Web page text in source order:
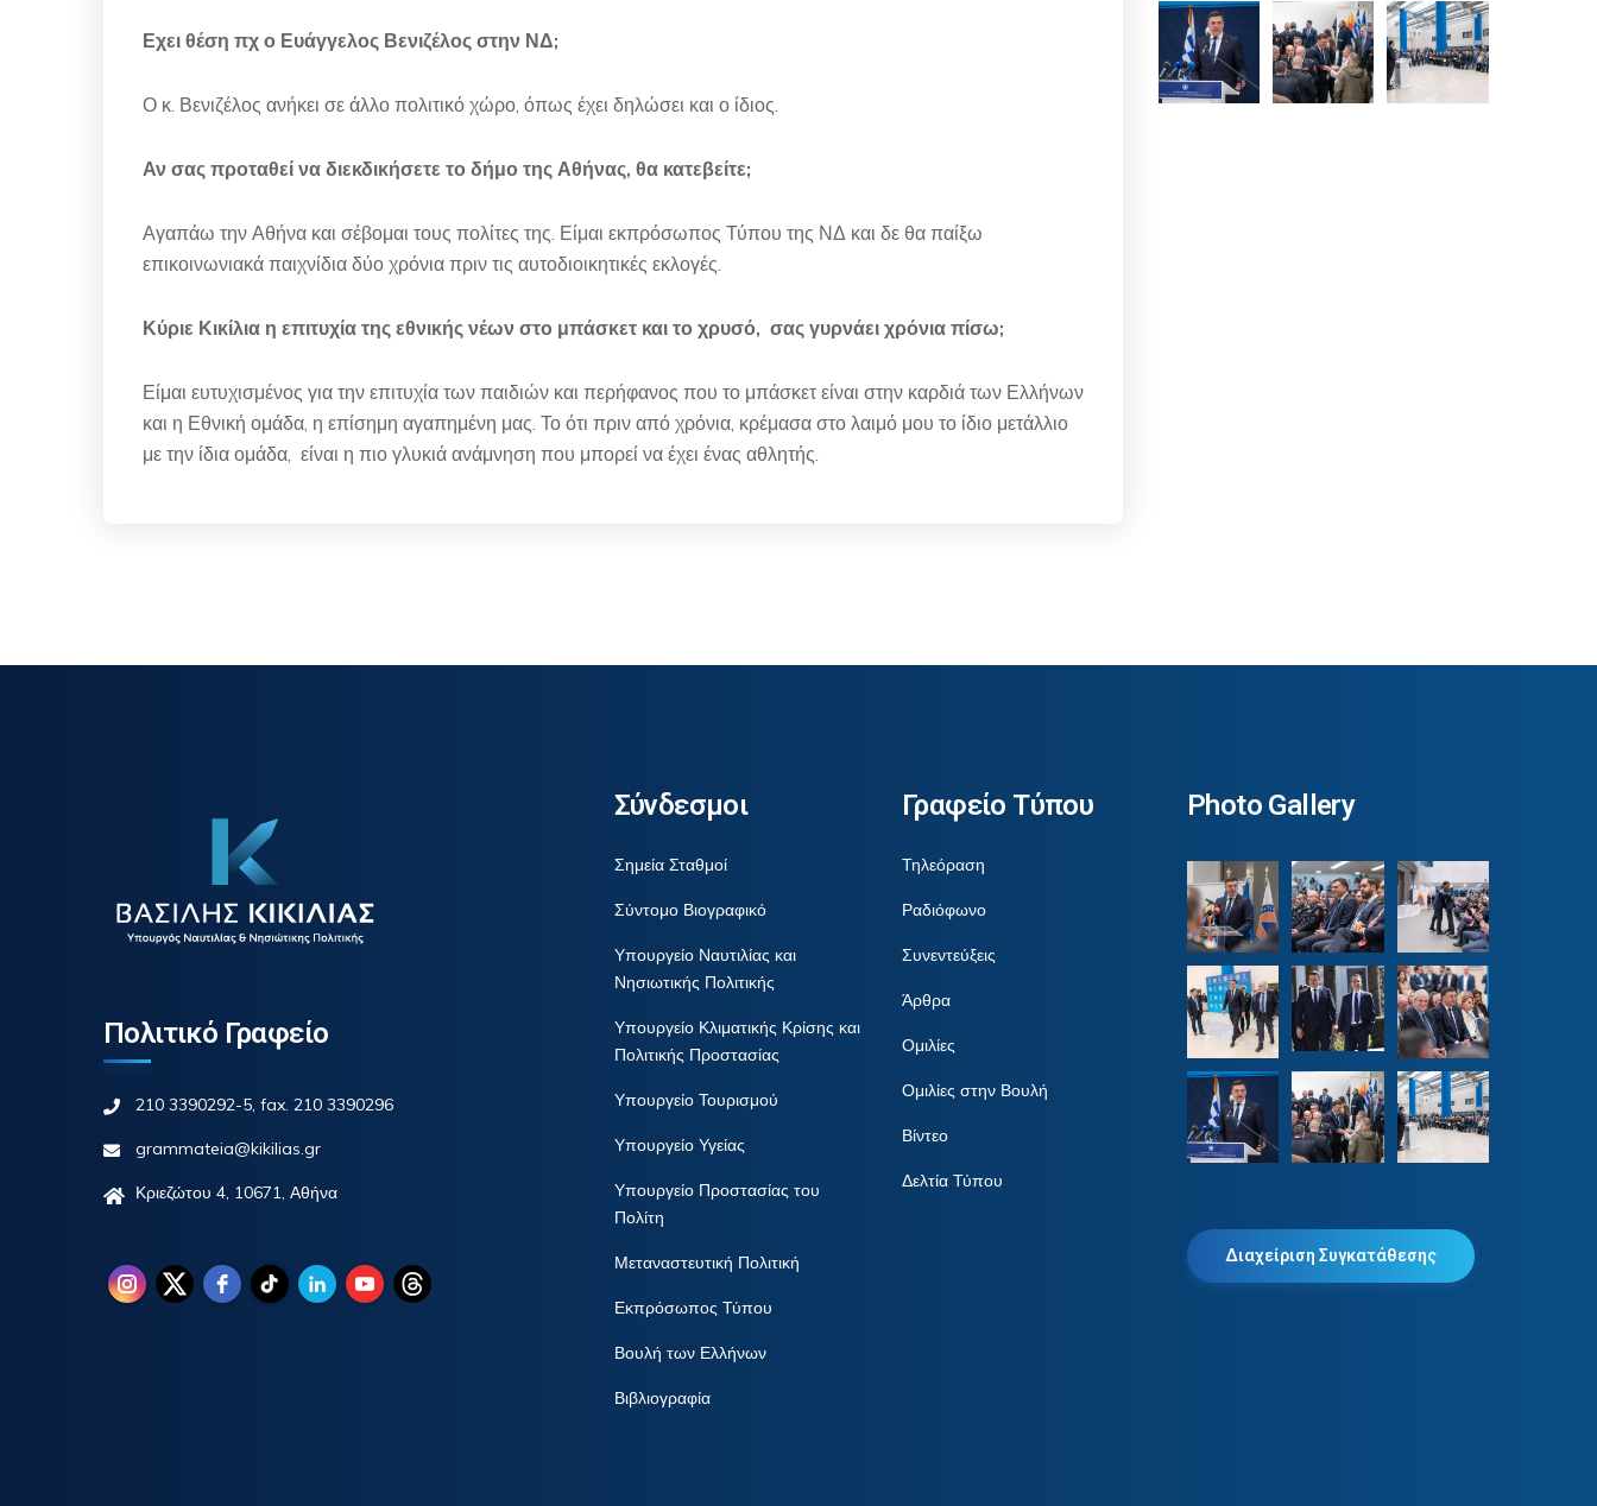
Εχει θέση πχ ο Ευάγγελος Βενιζέλος στην ΝΔ;
Ο κ. Βενιζέλος ανήκει σε άλλο πολιτικό χώρο, όπως έχει δηλώσει και ο ίδιος.
Αν σας προταθεί να διεκδικήσετε το δήμο της Αθήνας, θα κατεβείτε;
Αγαπάω την Αθήνα και σέβομαι τους πολίτες της. Είμαι εκπρόσωπος Τύπου της ΝΔ και δε θα παίξω
επικοινωνιακά παιχνίδια δύο χρόνια πριν τις αυτοδιοικητικές εκλογές.
Κύριε Κικίλια η επιτυχία της εθνικής νέων στο μπάσκετ και το χρυσό, σας γυρνάει χρόνια πίσω;
Είμαι ευτυχισμένος για την επιτυχία των παιδιών και περήφανος που το μπάσκετ είναι στην καρδιά των Ελλήνων
και η Εθνική ομάδα, η επίσημη αγαπημένη μας. Το ότι πριν από χρόνια, κρέμασα στο λαιμό μου το ίδιο μετάλλιο
με την ίδια ομάδα, είναι η πιο γλυκιά ανάμνηση που μπορεί να έχει ένας αθλητής.
Πολιτικό Γραφείο
210 3390292-5, fax. 210 3390296
grammateia@kikilias.gr
Κριεζώτου 4, 10671, Αθήνα
Σύνδεσμοι
Σημεία Σταθμοί
Σύντομο Βιογραφικό
Υπουργείο Ναυτιλίας και
Νησιωτικής Πολιτικής
Υπουργείο Κλιματικής Κρίσης και
Πολιτικής Προστασίας
Υπουργείο Τουρισμού
Υπουργείο Υγείας
Υπουργείο Προστασίας του
Πολίτη
Μεταναστευτική Πολιτική
Εκπρόσωπος Τύπου
Βουλή των Ελλήνων
Βιβλιογραφία
Γραφείο Τύπου
Τηλεόραση
Ραδιόφωνο
Συνεντεύξεις
Άρθρα
Ομιλίες
Ομιλίες στην Βουλή
Βίντεο
Δελτία Τύπου
Photo Gallery
Διαχείριση Συγκατάθεσης